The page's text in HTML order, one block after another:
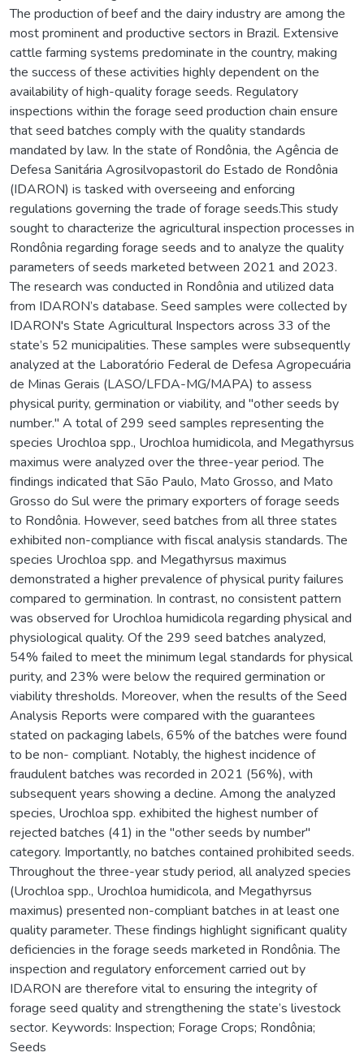
The production of beef and the dairy industry are among the
most prominent and productive sectors in Brazil. Extensive
cattle farming systems predominate in the country, making
the success of these activities highly dependent on the
availability of high-quality forage seeds. Regulatory
inspections within the forage seed production chain ensure
that seed batches comply with the quality standards
mandated by law. In the state of Rondônia, the Agência de
Defesa Sanitária Agrosilvopastoril do Estado de Rondônia
(IDARON) is tasked with overseeing and enforcing
regulations governing the trade of forage seeds.This study
sought to characterize the agricultural inspection processes in
Rondônia regarding forage seeds and to analyze the quality
parameters of seeds marketed between 2021 and 2023.
The research was conducted in Rondônia and utilized data
from IDARON’s database. Seed samples were collected by
IDARON's State Agricultural Inspectors across 33 of the
state’s 52 municipalities. These samples were subsequently
analyzed at the Laboratório Federal de Defesa Agropecuária
de Minas Gerais (LASO/LFDA-MG/MAPA) to assess
physical purity, germination or viability, and "other seeds by
number." A total of 299 seed samples representing the
species Urochloa spp., Urochloa humidicola, and Megathyrsus
maximus were analyzed over the three-year period. The
findings indicated that São Paulo, Mato Grosso, and Mato
Grosso do Sul were the primary exporters of forage seeds
to Rondônia. However, seed batches from all three states
exhibited non-compliance with fiscal analysis standards. The
species Urochloa spp. and Megathyrsus maximus
demonstrated a higher prevalence of physical purity failures
compared to germination. In contrast, no consistent pattern
was observed for Urochloa humidicola regarding physical and
physiological quality. Of the 299 seed batches analyzed,
54% failed to meet the minimum legal standards for physical
purity, and 23% were below the required germination or
viability thresholds. Moreover, when the results of the Seed
Analysis Reports were compared with the guarantees
stated on packaging labels, 65% of the batches were found
to be non- compliant. Notably, the highest incidence of
fraudulent batches was recorded in 2021 (56%), with
subsequent years showing a decline. Among the analyzed
species, Urochloa spp. exhibited the highest number of
rejected batches (41) in the "other seeds by number"
category. Importantly, no batches contained prohibited seeds.
Throughout the three-year study period, all analyzed species
(Urochloa spp., Urochloa humidicola, and Megathyrsus
maximus) presented non-compliant batches in at least one
quality parameter. These findings highlight significant quality
deficiencies in the forage seeds marketed in Rondônia. The
inspection and regulatory enforcement carried out by
IDARON are therefore vital to ensuring the integrity of
forage seed quality and strengthening the state’s livestock
sector. Keywords: Inspection; Forage Crops; Rondônia;
Seeds